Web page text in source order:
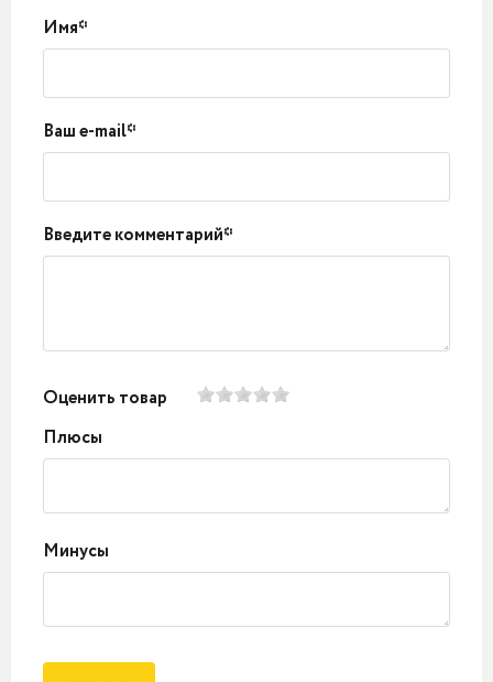
Имя*
Ваш e-mail*
Введите комментарий*
Оценить товар
Плюсы
Минусы